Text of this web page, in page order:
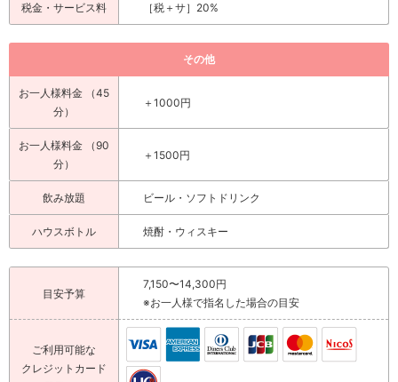
税金・サービス料 ［税＋サ］20%
その他
お一人様料金 （45
分）
＋1000円
お一人様料金 （90
分）
＋1500円
飲み放題 ビール・ソフトドリンク
ハウスボトル 焼酎・ウィスキー
目安予算
7,150〜14,300円
※お一人様で指名した場合の目安
ご利用可能な
クレジットカード